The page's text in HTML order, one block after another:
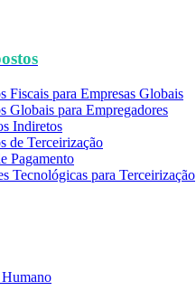
Fiscais para Empresas Globais
Globais para Empregadores
Indiretos
de Terceirização
Pagamento
Tecnológicas para Terceirização